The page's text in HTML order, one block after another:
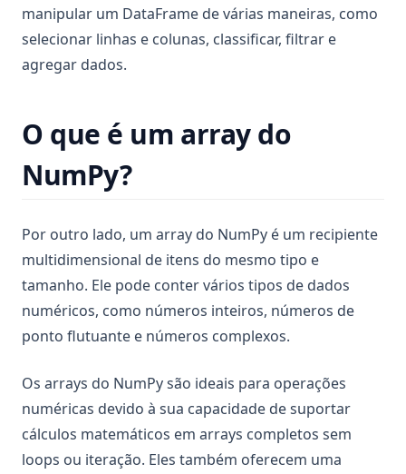
manipular um DataFrame de várias maneiras, como
selecionar linhas e colunas, classificar, filtrar e
agregar dados.
O que é um array do
NumPy?
Por outro lado, um array do NumPy é um recipiente
multidimensional de itens do mesmo tipo e
tamanho. Ele pode conter vários tipos de dados
numéricos, como números inteiros, números de
ponto flutuante e números complexos.
Os arrays do NumPy são ideais para operações
numéricas devido à sua capacidade de suportar
cálculos matemáticos em arrays completos sem
loops ou iteração. Eles também oferecem uma